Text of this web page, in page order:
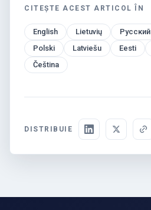
CITEȘTE ACEST ARTICOL ÎN
English Lietuvių Русский
Polski
Latviešu Eesti
Čeština
DISTRIBUIE